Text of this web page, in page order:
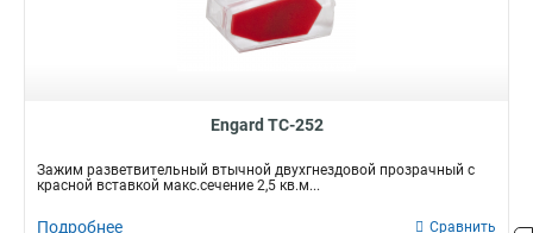
Engard TC-252
Зажим разветвительный втычной двухгнездовой прозрачный с
красной вставкой макс.сечение 2,5 кв.м...
Подробнее Сравнить